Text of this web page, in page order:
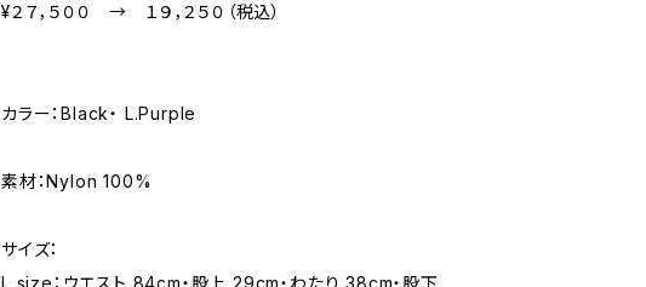
¥２７，５００ → １９，２５０（税込）
カラー：Black・ L.Purple
素材：Nylon 100%
サイズ：
L size：ウエスト 84cm・股上 29cm・わたり 38cm・股下